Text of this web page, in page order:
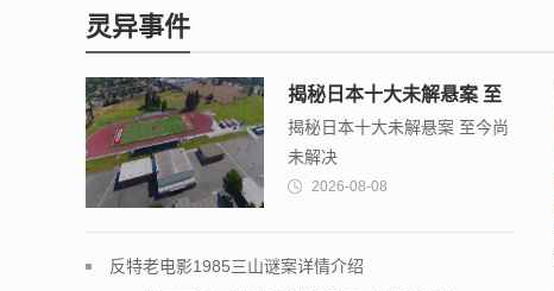
灵异事件
揭秘日本十大未解悬案 至
今尚未解决
揭秘日本十大未解悬案 至今尚
未解决
2026-08-08
反特老电影1985三山谜案详情介绍